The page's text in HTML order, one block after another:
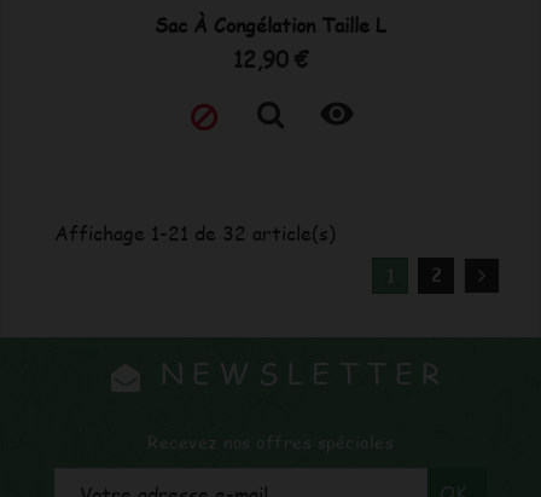
Sac À Congélation Taille L
Prix
12,90 €

Affichage 1-21 de 32 article(s)
1 2
NEWSLETTER
Recevez nos offres spéciales